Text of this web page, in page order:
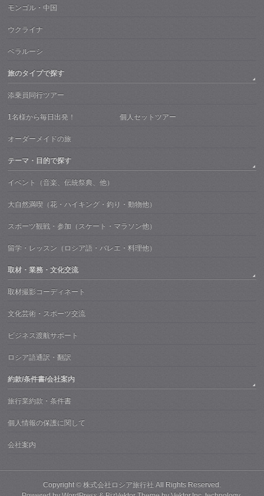
モンゴル・中国
ウクライナ
ベラルーシ
旅のタイプで探す
添乗員同行ツアー
1名様から毎日出発！ 個人セットツアー
オーダーメイドの旅
テーマ・目的で探す
イベント（音楽、伝統祭典、他）
大自然満喫（花・ハイキング・釣り・動物他）
スポーツ観戦・参加（スケート・マラソン他）
留学・レッスン（ロシア語・バレエ・料理他）
取材・業務・文化交流
取材撮影コーディネート
文化芸術・スポーツ交流
ビジネス渡航サポート
ロシア語通訳・翻訳
約款/条件書/会社案内
旅行業約款・条件書
個人情報の保護に関して
会社案内
Copyright © 株式会社ロシア旅行社All Rights Reserved.